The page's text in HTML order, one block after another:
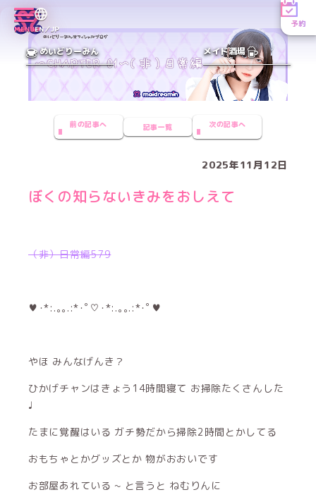
MENUEN／JP
予約
めいどりーみん メイド酒場
前の記事へ 記事一覧 次の記事へ
2025年11月12日
ぼくの知らないきみをおしえて
（非）日常編579
♥･*:.｡｡.:*･ﾟ♡･*:.｡｡.:*･ﾟ♥
やほ みんなげんき？
ひかげチャンはきょう14時間寝て お掃除たくさんした
♩
たまに覚醒はいる ガチ勢だから掃除2時間とかしてる
おもちゃとかグッズとか 物がおおいです
お部屋あれている ~ と言うと ねむりんに